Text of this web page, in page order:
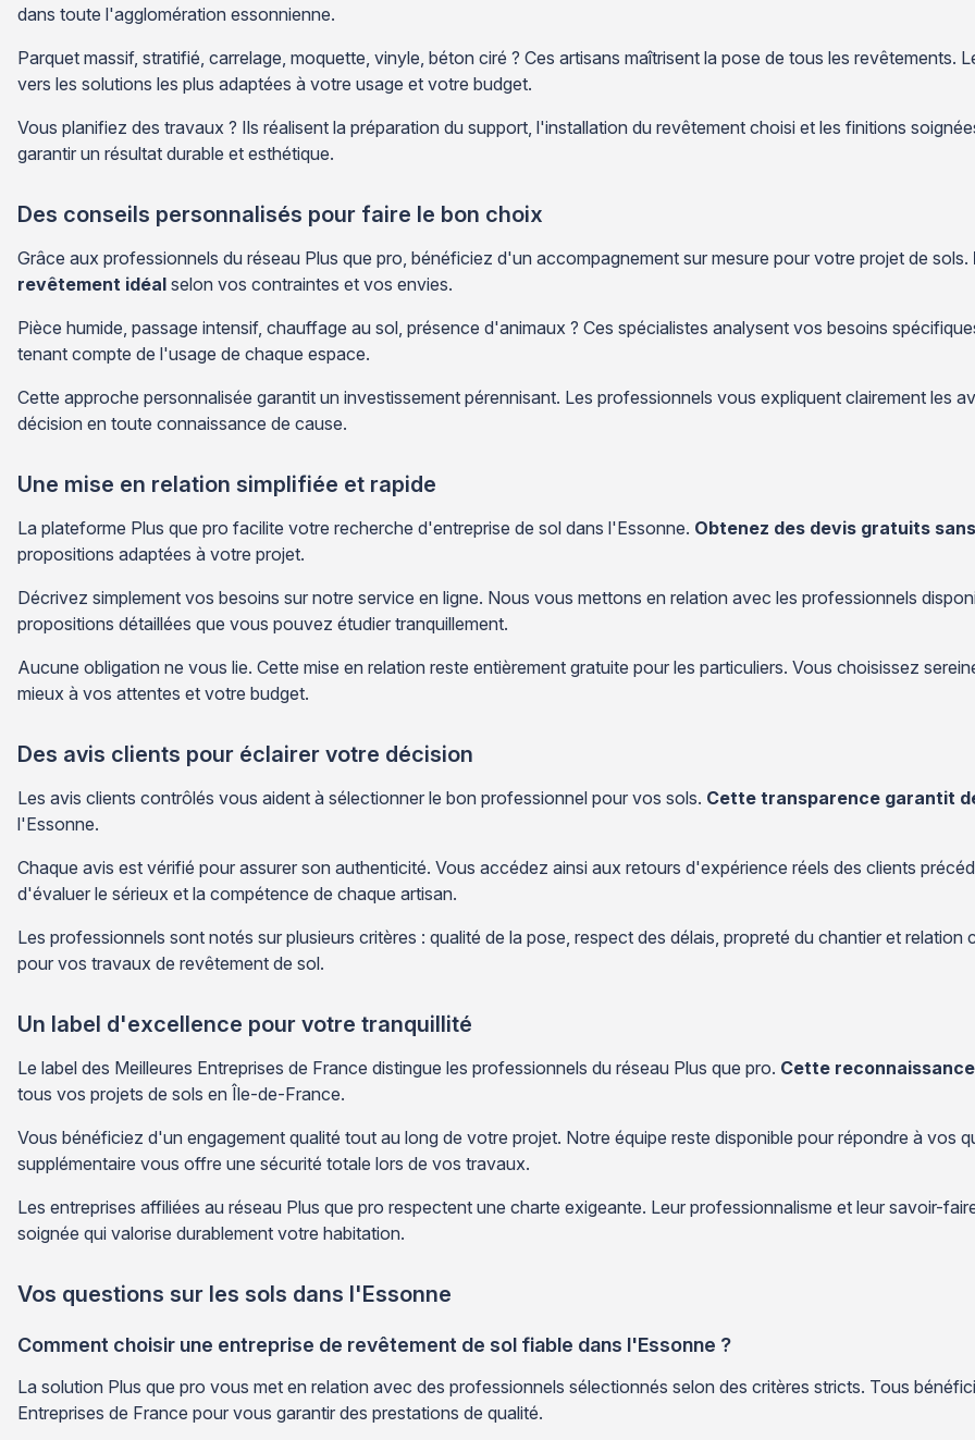
dans toute l'agglomération essonnienne.
Parquet massif, stratifié, carrelage, moquette, vinyle, béton ciré ? Ces artisans maîtrisent la pose de tous les
vers les solutions les plus adaptées à votre usage et votre budget.
Vous planifiez des travaux ? Ils réalisent la préparation du support, l'installation du revêtement choisi et les finitions
garantir un résultat durable et esthétique.
Des conseils personnalisés pour faire le bon choix
Grâce aux professionnels du réseau Plus que pro, bénéficiez d'un accompagnement sur mesure pour votre projet de sols.
revêtement idéal selon vos contraintes et vos envies.
Pièce humide, passage intensif, chauffage au sol, présence d'animaux ? Ces spécialistes analysent vos besoins
tenant compte de l'usage de chaque espace.
Cette approche personnalisée garantit un investissement pérennisant. Les professionnels vous expliquent clairement les
décision en toute connaissance de cause.
Une mise en relation simplifiée et rapide
La plateforme Plus que pro facilite votre recherche d'entreprise de sol dans l'Essonne. Obtenez des devis gratuits
propositions adaptées à votre projet.
Décrivez simplement vos besoins sur notre service en ligne. Nous vous mettons en relation avec les professionnels
propositions détaillées que vous pouvez étudier tranquillement.
Aucune obligation ne vous lie. Cette mise en relation reste entièrement gratuite pour les particuliers. Vous choisissez
mieux à vos attentes et votre budget.
Des avis clients pour éclairer votre décision
Les avis clients contrôlés vous aident à sélectionner le bon professionnel pour vos sols. Cette transparence garantit
l'Essonne.
Chaque avis est vérifié pour assurer son authenticité. Vous accédez ainsi aux retours d'expérience réels des clients
d'évaluer le sérieux et la compétence de chaque artisan.
Les professionnels sont notés sur plusieurs critères : qualité de la pose, respect des délais, propreté du chantier et
pour vos travaux de revêtement de sol.
Un label d'excellence pour votre tranquillité
Le label des Meilleures Entreprises de France distingue les professionnels du réseau Plus que pro. Cette
tous vos projets de sols en Île-de-France.
Vous bénéficiez d'un engagement qualité tout au long de votre projet. Notre équipe reste disponible pour répondre à vos
supplémentaire vous offre une sécurité totale lors de vos travaux.
Les entreprises affiliées au réseau Plus que pro respectent une charte exigeante. Leur professionnalisme et leur savoir-
soignée qui valorise durablement votre habitation.
Vos questions sur les sols dans l'Essonne
Comment choisir une entreprise de revêtement de sol fiable dans l'Essonne ?
La solution Plus que pro vous met en relation avec des professionnels sélectionnés selon des critères stricts. Tous
Entreprises de France pour vous garantir des prestations de qualité.